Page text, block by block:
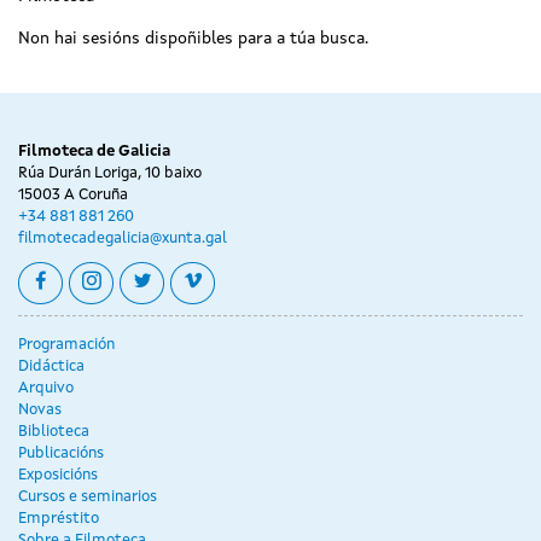
Non hai sesións dispoñibles para a túa busca.
Filmoteca de Galicia
Rúa Durán Loriga, 10 baixo
15003 A Coruña
+34 881 881 260
filmotecadegalicia@xunta.gal
facebookinstagram
twittervimeo
Programación
Didáctica
Arquivo
Novas
Biblioteca
Publicacións
Exposicións
Cursos e seminarios
Empréstito